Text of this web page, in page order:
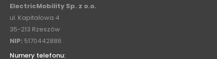
ul. Kapitałowa 4
35-213 Rzeszów
NIP:5170442886
Numery telefonu:
(+48) 517 370 420